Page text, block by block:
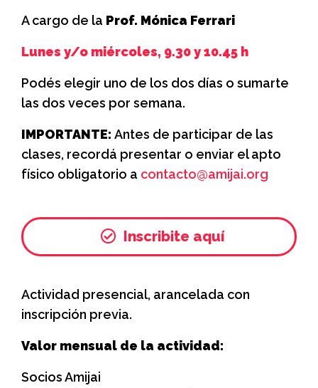
A cargo de la Prof. Mónica Ferrari
Lunes y/o miércoles, 9.30 y 10.45 h
Podés elegir uno de los dos días o sumarte
las dos veces por semana.
IMPORTANTE: Antes de participar de las
clases, recordá presentar o enviar el apto
físico obligatorio a contacto@amijai.org
Inscribite aquí
Actividad presencial, arancelada con
inscripción previa.
Valor mensual de la actividad:
Socios Amijai